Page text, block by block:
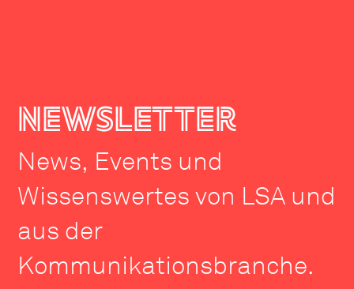
newsletter
News, Events und
Wissenswertes von LSA und
aus der
Kommunikationsbranche.